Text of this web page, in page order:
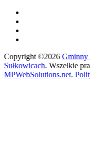
Copyright ©2026
Sułkowicach. Wszelkie
MPWebSolutions.net.